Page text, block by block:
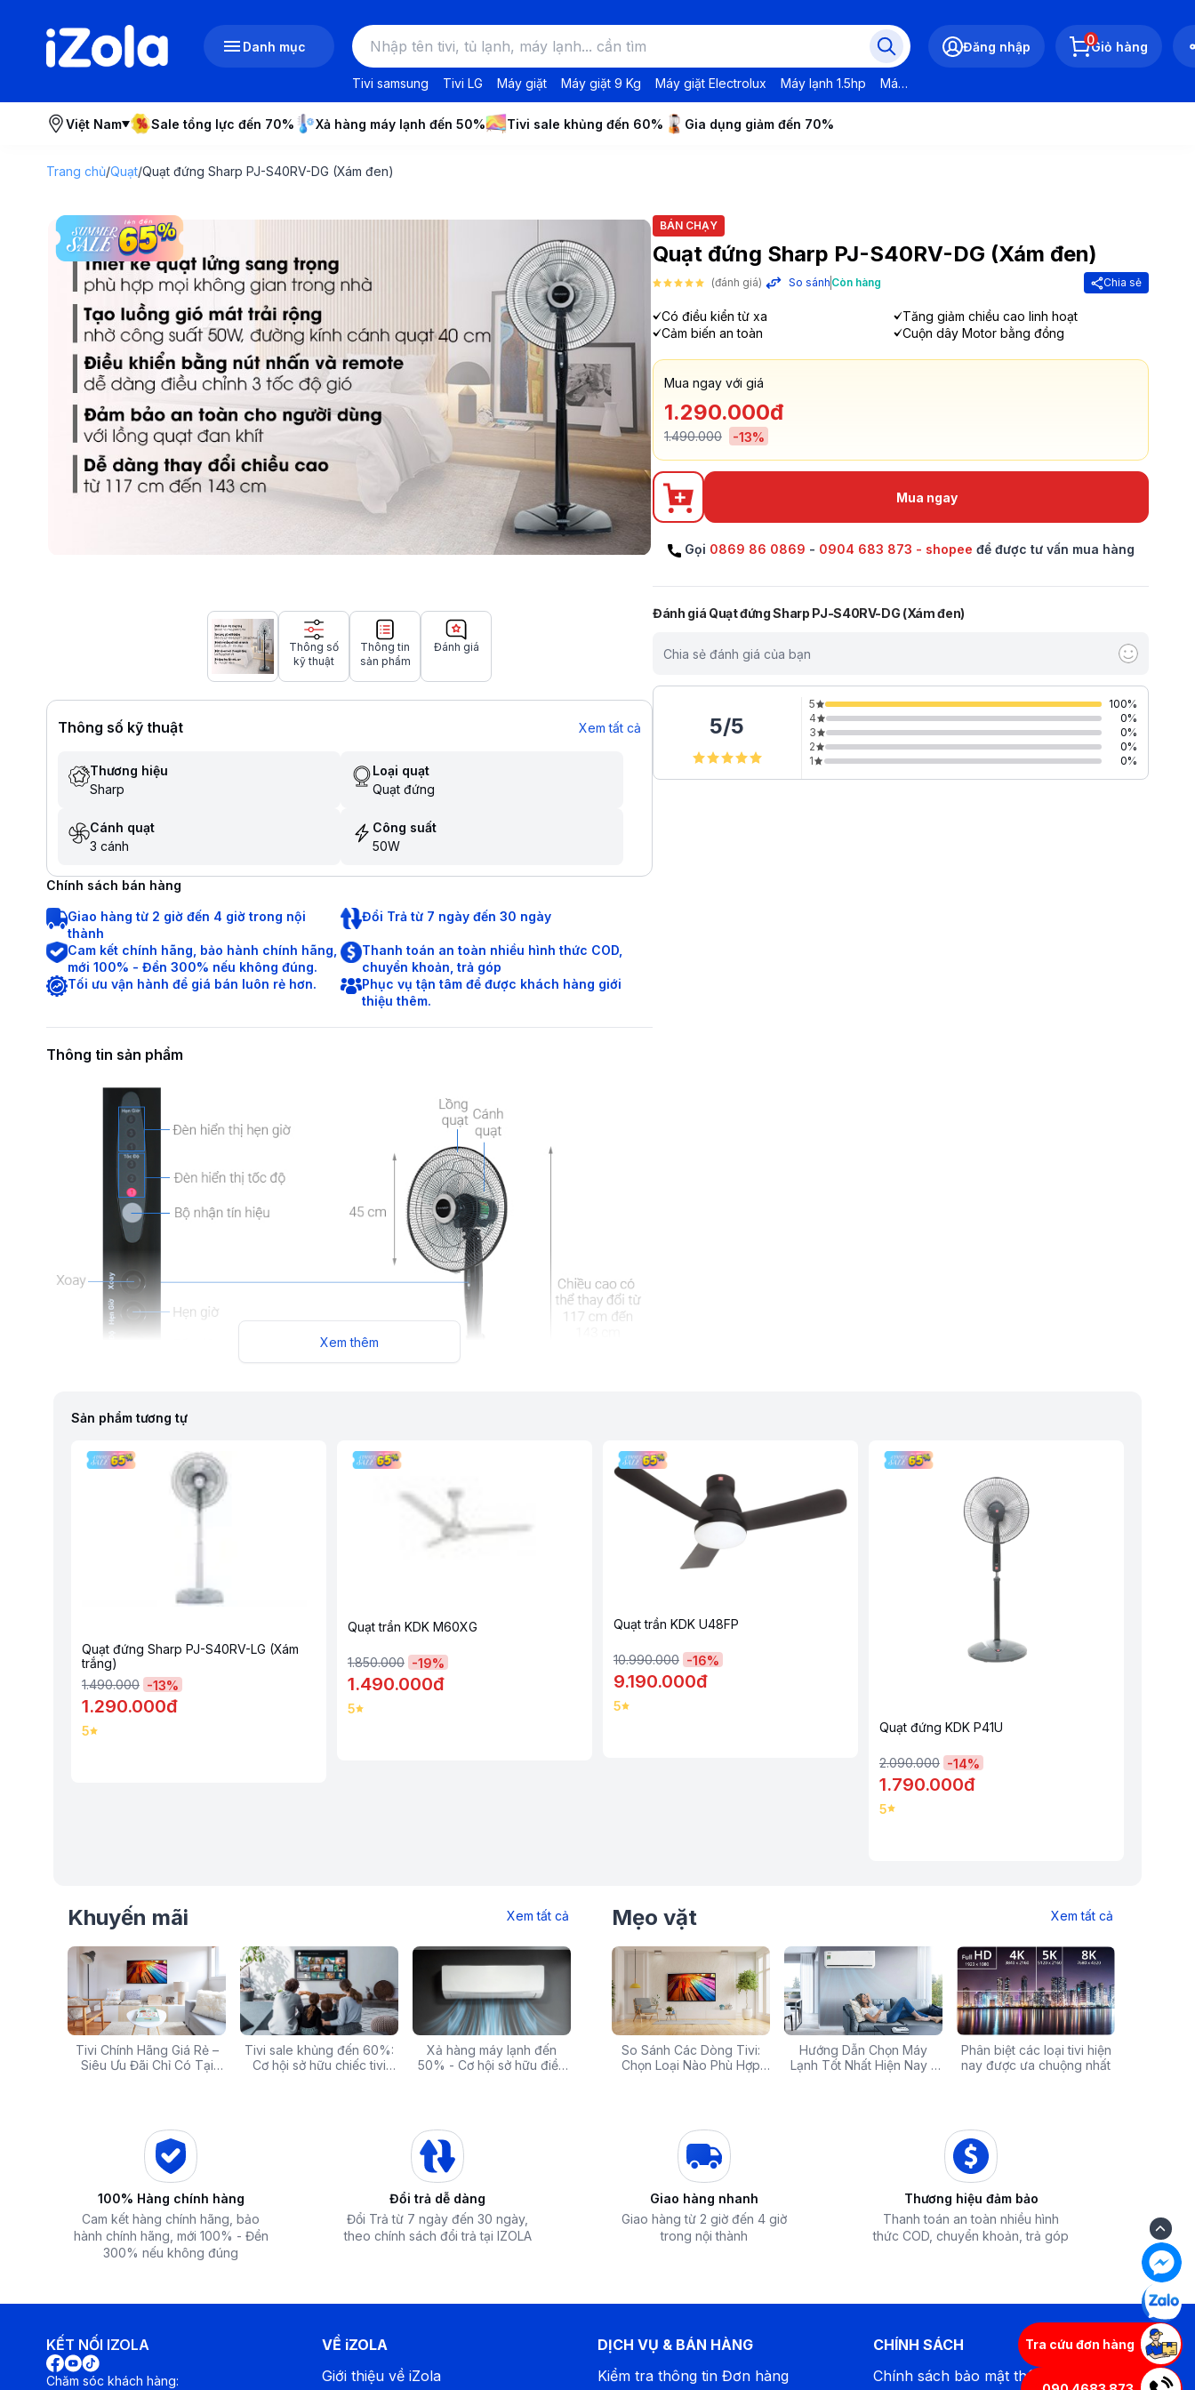
Danh mục
Tivi samsung Tivi LG Máy giặt Máy giặt 9 Kg Máy giặt Electrolux Máy lạnh 1.5hp Máy lạnh LG
Đăng nhập 0Giỏ hàng
Việt Nam Sale tổng lực đến 70% Xả hàng máy lạnh đến 50% Tivi sale khủng đến 60% Gia dụng giảm đến 70%
Tra cứu đơn hàng
Trang chủ/Quạt/Quạt đứng Sharp PJ-S40RV-DG (Xám đen)
Thông số
kỹ thuật
Thông tin
sản phẩm
Đánh giá
Thông số kỹ thuật Xem tất cả
Thương hiệu
Sharp
Loại quạt
Quạt đứng
Cánh quạt
3 cánh
Công suất
50W
Chính sách bán hàng
Giao hàng từ 2 giờ đến 4 giờ trong nội
thành
Đổi Trả từ 7 ngày đến 30 ngày
Cam kết chính hãng, bảo hành chính hãng,
mới 100% - Đền 300% nếu không đúng.
Thanh toán an toàn nhiều hình thức COD,
chuyển khoản, trả góp
Tối ưu vận hành để giá bán luôn rẻ hơn.
Phục vụ tận tâm để được khách hàng giới
thiệu thêm.
Thông tin sản phẩm
Điều khiển từ xa với thiết kế đơn giản, dễ dàng thao tác, đem lại sự thuận tiện tối đa cho người dùng
trong quá trình sử dụng.
Xem thêm
BÁN CHẠY
Quạt đứng Sharp PJ-S40RV-DG (Xám đen)
(đánh giá) So sánh Còn hàng Chia sẻ
Có điều kiển từ xa
Tăng giảm chiều cao linh hoạt
Cảm biến an toàn
Cuộn dây Motor bằng đồng
Mua ngay với giá
1.290.000đ
1.490.000 -13%
Mua ngay
Gọi 0869 86 0869 - 0904 683 873 - shopee để được tư vấn mua hàng
Đánh giá Quạt đứng Sharp PJ-S40RV-DG (Xám đen)
Chia sẻ đánh giá của bạn
5/5
5 100%
4
0%
3
0%
2
0%
1
0%
Sản phẩm tương tự
Quạt đứng Sharp PJ-S40RV-LG (Xám
trắng)
1.490.000 -13%
1.290.000đ
5
Quạt trần KDK M60XG
1.850.000 -19%
1.490.000đ
5
Quạt trần KDK U48FP
10.990.000 -16%
9.190.000đ
5
Quạt đứng KDK P41U
2.090.000 -14%
1.790.000đ
5
Khuyến mãi Xem tất cả
Tivi Chính Hãng Giá Rẻ –
Siêu Ưu Đãi Chỉ Có Tại
Tivi sale khủng đến 60%:
Cơ hội sở hữu chiếc tivi
Xả hàng máy lạnh đến
50% - Cơ hội sở hữu điều
Săn Sale Khủng: Hàng
Điện Máy Cao Cấp Giảm
Tivi Chính Hãng Giá Rẻ –
Siêu Ưu Đãi Chỉ Có Tại
Tivi sale khủng đến 60%:
Cơ hội sở hữu chiếc tivi
50% - Cơ hội
Mẹo vặt Xem tất cả
Các mã báo lỗi thường gặp
của bếp từ và lưu ý khi xử
Top 5 tivi 32 inch giá rẻ,
chất lượng và đáng mua
Top 10 máy lọc nước nóng
lạnh tốt nhất đáng mua
So Sánh Các Dòng Tivi:
Chọn Loại Nào Phù Hợp
Hướng Dẫn Chọn Máy
Lạnh Tốt Nhất Hiện Nay –
Phân biệt các loại tivi hiện
nay được ưa chuộng nhất
100% Hàng chính hàng
Cam kết hàng chính hãng, bảo
hành chính hãng, mới 100% - Đền
300% nếu không đúng
Đổi trả dễ dàng
Đổi Trả từ 7 ngày đến 30 ngày,
theo chính sách đổi trả tại IZOLA
Giao hàng nhanh
Giao hàng từ 2 giờ đến 4 giờ
trong nội thành
Thương hiệu đảm bảo
Thanh toán an toàn nhiều hình
thức COD, chuyển khoản, trả góp
KẾT NỐI IZOLA
Chăm sóc khách hàng:
VỀ iZOLA
Giới thiệu về iZola
DỊCH VỤ & BÁN HÀNG
Kiểm tra thông tin Đơn hàng
CHÍNH SÁCH
Chính sách bảo mật thông tin